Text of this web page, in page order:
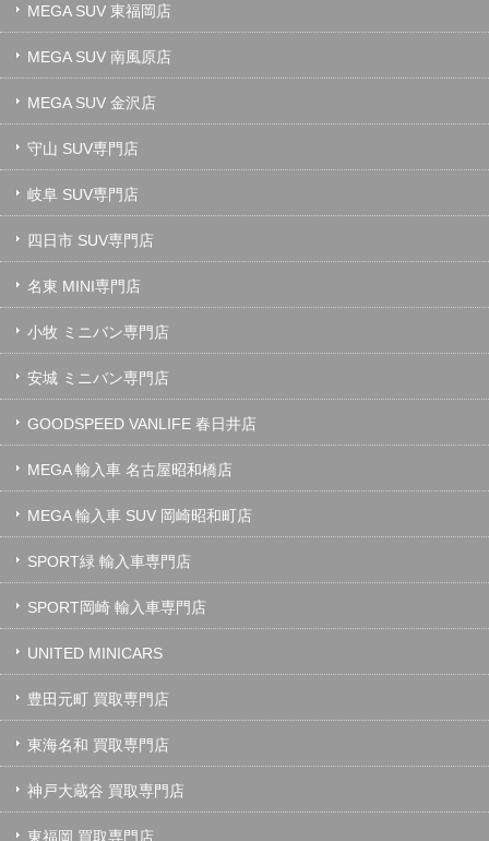
MEGA SUV 東福岡店
MEGA SUV 南風原店
MEGA SUV 金沢店
守山 SUV専門店
岐阜 SUV専門店
四日市 SUV専門店
名東 MINI専門店
小牧 ミニバン専門店
安城 ミニバン専門店
GOODSPEED VANLIFE 春日井店
MEGA 輸入車 名古屋昭和橋店
MEGA 輸入車 SUV 岡崎昭和町店
SPORT緑 輸入車専門店
SPORT岡崎 輸入車専門店
UNITED MINICARS
豊田元町 買取専門店
東海名和 買取専門店
神戸大蔵谷 買取専門店
東福岡 買取専門店